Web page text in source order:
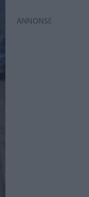
ANNONS